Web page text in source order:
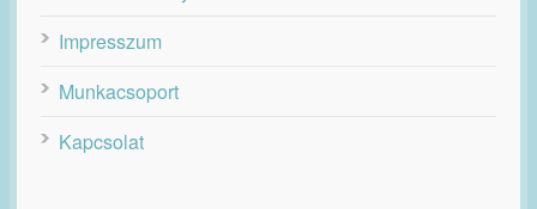
Impresszum
Munkacsoport
Kapcsolat